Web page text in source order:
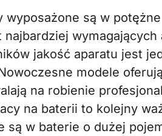
wyposażone są w
najbardziej wymagających
jakość aparatu jest
modele
na robienie
na baterii to kolejny
są w baterie o dużej